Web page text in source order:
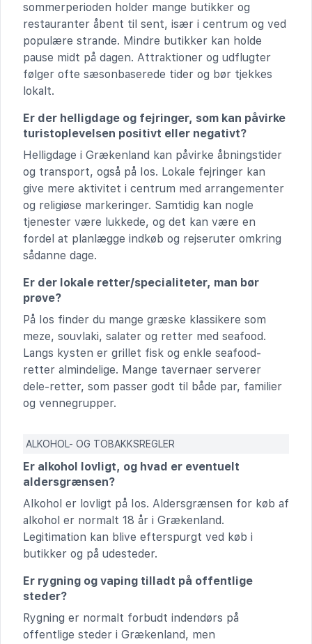
sommerperioden holder mange butikker og
restauranter åbent til sent, især i centrum og ved
populære strande. Mindre butikker kan holde
pause midt på dagen. Attraktioner og udflugter
følger ofte sæsonbaserede tider og bør tjekkes
lokalt.
Er der helligdage og fejringer, som kan påvirke
turistoplevelsen positivt eller negativt?
Helligdage i Grækenland kan påvirke åbningstider
og transport, også på Ios. Lokale fejringer kan
give mere aktivitet i centrum med arrangementer
og religiøse markeringer. Samtidig kan nogle
tjenester være lukkede, og det kan være en
fordel at planlægge indkøb og rejseruter omkring
sådanne dage.
Er der lokale retter/specialiteter, man bør
prøve?
På Ios finder du mange græske klassikere som
meze, souvlaki, salater og retter med seafood.
Langs kysten er grillet fisk og enkle seafood-
retter almindelige. Mange tavernaer serverer
dele-retter, som passer godt til både par, familier
og vennegrupper.
ALKOHOL- OG TOBAKKSREGLER
Er alkohol lovligt, og hvad er eventuelt
aldersgrænsen?
Alkohol er lovligt på Ios. Aldersgrænsen for køb af
alkohol er normalt 18 år i Grækenland.
Legitimation kan blive efterspurgt ved køb i
butikker og på udesteder.
Er rygning og vaping tilladt på offentlige
steder?
Rygning er normalt forbudt indendørs på
offentlige steder i Grækenland, men